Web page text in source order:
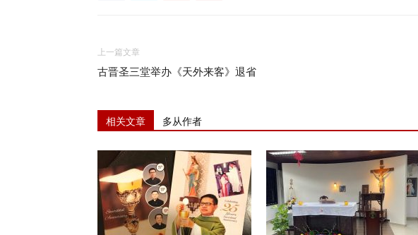
上一篇文章
古晋圣三堂举办《天外来客》退省
相关文章 多从作者